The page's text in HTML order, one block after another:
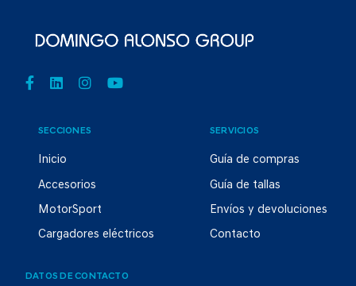
SECCIONES
Inicio
Accesorios
MotorSport
Cargadores eléctricos
SERVICIOS
Guía de compras
Guía de tallas
Envíos y devoluciones
Contacto
DATOS DE CONTACTO